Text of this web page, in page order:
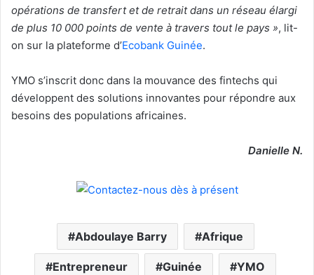
opérations de transfert et de retrait dans un réseau élargi
de plus 10 000 points de vente à travers tout le pays », lit-
on sur la plateforme d’Ecobank Guinée.
YMO s’inscrit donc dans la mouvance des fintechs qui
développent des solutions innovantes pour répondre aux
besoins des populations africaines.
Danielle N.
Abdoulaye Barry Afrique
Entrepreneur Guinée YMO